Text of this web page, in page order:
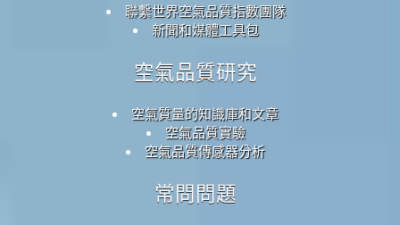
聯繫世界空氣品質指數團隊
新聞和媒體工具包
空氣品質研究
空氣質量的知識庫和文章
空氣品質實驗
空氣品質傳感器分析
常問問題